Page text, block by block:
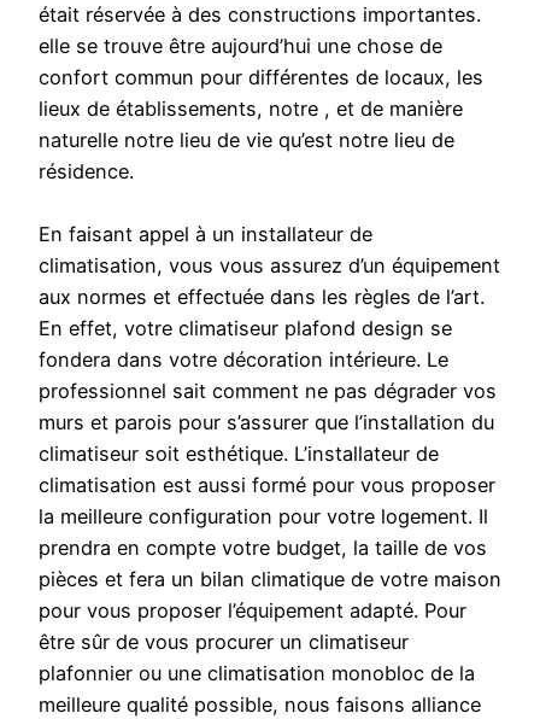
était réservée à des constructions importantes.
elle se trouve être aujourd’hui une chose de
confort commun pour différentes de locaux, les
lieux de établissements, notre , et de manière
naturelle notre lieu de vie qu’est notre lieu de
résidence.
En faisant appel à un installateur de
climatisation, vous vous assurez d’un équipement
aux normes et effectuée dans les règles de l’art.
En effet, votre climatiseur plafond design se
fondera dans votre décoration intérieure. Le
professionnel sait comment ne pas dégrader vos
murs et parois pour s’assurer que l’installation du
climatiseur soit esthétique. L’installateur de
climatisation est aussi formé pour vous proposer
la meilleure configuration pour votre logement. Il
prendra en compte votre budget, la taille de vos
pièces et fera un bilan climatique de votre maison
pour vous proposer l’équipement adapté. Pour
être sûr de vous procurer un climatiseur
plafonnier ou une climatisation monobloc de la
meilleure qualité possible, nous faisons alliance